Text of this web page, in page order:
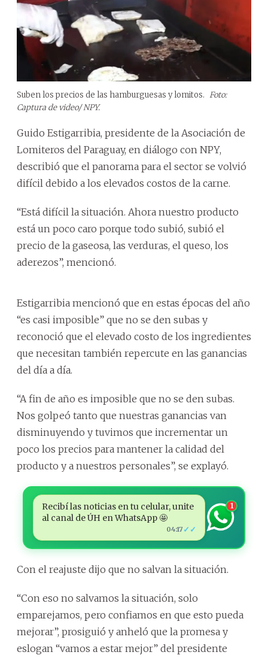
Suben los precios de las hamburguesas y lomitos. Foto:
Captura de video/ NPY.
Guido Estigarribia, presidente de la Asociación de
Lomiteros del Paraguay, en diálogo con NPY,
describió que el panorama para el sector se volvió
difícil debido a los elevados costos de la carne.
“Está difícil la situación. Ahora nuestro producto
está un poco caro porque todo subió, subió el
precio de la gaseosa, las verduras, el queso, los
aderezos”, mencionó.
Estigarribia mencionó que en estas épocas del año
“es casi imposible” que no se den subas y
reconoció que el elevado costo de los ingredientes
que necesitan también repercute en las ganancias
del día a día.
“A fin de año es imposible que no se den subas.
Nos golpeó tanto que nuestras ganancias van
disminuyendo y tuvimos que incrementar un
poco los precios para mantener la calidad del
producto y a nuestros personales”, se explayó.
Recibí las noticias en tu celular, unite
al canal de ÚH en WhatsApp 🤩
04:17 ✓✓
1
Con el reajuste dijo que no salvan la situación.
“Con eso no salvamos la situación, solo
emparejamos, pero confiamos en que esto pueda
mejorar”, prosiguió y anheló que la promesa y
eslogan “vamos a estar mejor” del presidente